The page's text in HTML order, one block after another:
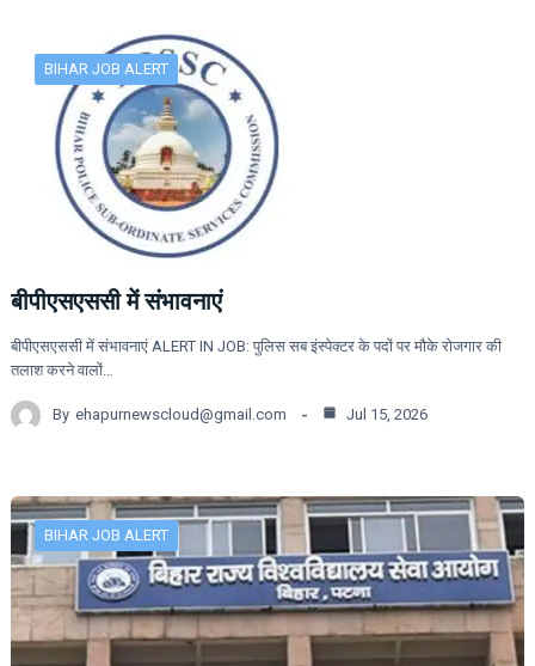
BIHAR JOB ALERT
बीपीएसएससी में संभावनाएं
बीपीएसएससी में संभावनाएं ALERT IN JOB: पुलिस सब इंस्पेक्टर के पदों पर मौके रोजगार की
तलाश करने वालों…
By ehapurnewscloud@gmail.com Jul 15, 2026
BIHAR JOB ALERT